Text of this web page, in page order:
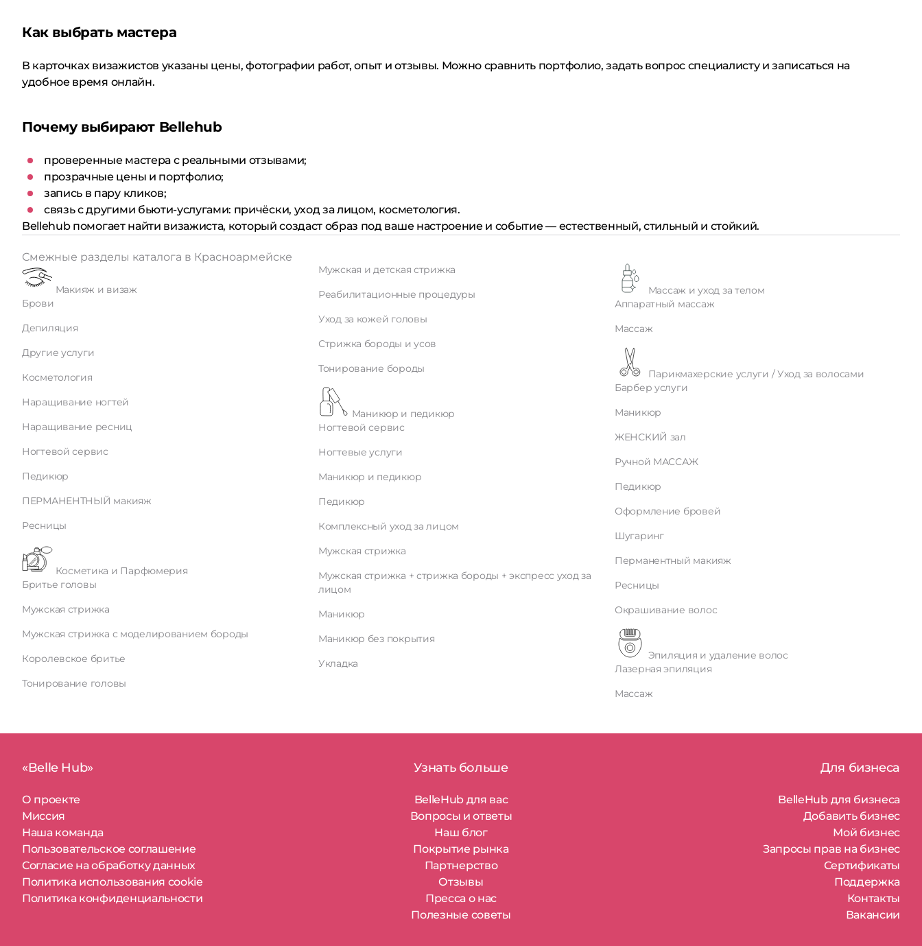
Как выбрать мастера
В карточках визажистов указаны цены, фотографии работ, опыт и отзывы. Можно сравнить портфолио, задать вопрос специалисту и записаться на
удобное время онлайн.
Почему выбирают Bellehub
проверенные мастера с реальными отзывами;
прозрачные цены и портфолио;
запись в пару кликов;
связь с другими бьюти-услугами: причёски, уход за лицом, косметология.
Bellehub помогает найти визажиста, который создаст образ под ваше настроение и событие — естественный, стильный и стойкий.
Смежные разделы каталога в Красноармейске
Макияж и визаж
Брови
Депиляция
Другие услуги
Косметология
Наращивание ногтей
Наращивание ресниц
Ногтевой сервис
Педикюр
ПЕРМАНЕНТНЫЙ макияж
Ресницы
Косметика и Парфюмерия
Бритье головы
Мужская стрижка
Мужская стрижка с моделированием бороды
Королевское бритье
Тонирование головы
Мужская и детская стрижка
Реабилитационные процедуры
Уход за кожей головы
Стрижка бороды и усов
Тонирование бороды
Маникюр и педикюр
Ногтевой сервис
Ногтевые услуги
Маникюр и педикюр
Педикюр
Комплексный уход за лицом
Мужская стрижка
Мужская стрижка + стрижка бороды + экспресс уход за
лицом
Маникюр
Маникюр без покрытия
Укладка
Массаж и уход за телом
Аппаратный массаж
Массаж
Парикмахерские услуги / Уход за волосами
Барбер услуги
Маникюр
ЖЕНСКИЙ зал
Ручной МАССАЖ
Педикюр
Оформление бровей
Шугаринг
Перманентный макияж
Ресницы
Окрашивание волос
Эпиляция и удаление волос
Лазерная эпиляция
Массаж
«Belle Hub»
О проекте
Миссия
Наша команда
Пользовательское соглашение
Согласие на обработку данных
Политика использования cookie
Политика конфиденциальности
Узнать больше
BelleHub для вас
Вопросы и ответы
Наш блог
Покрытие рынка
Партнерство
Отзывы
Пресса о нас
Полезные советы
Для бизнеса
BelleHub для бизнеса
Добавить бизнес
Мой бизнес
Запросы прав на бизнес
Сертификаты
Поддержка
Контакты
Вакансии